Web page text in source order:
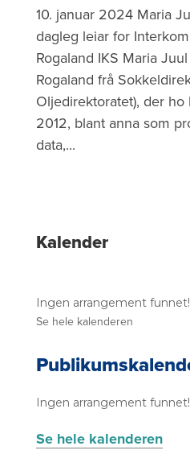
10. januar 2024 Maria
dagleg leiar for
Rogaland IKS Maria
Rogaland frå
Oljedirektoratet), der
2012, blant anna som
data,...
S
d
e
t
o
p
Kalender
Ingen arrangement funnet!
Se hele kalenderen
Ingen arrangement funnet!
Se hele kalenderen